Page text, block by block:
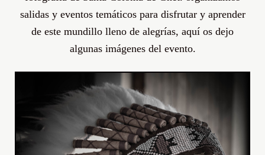
salidas y eventos temáticospara disfrutar y aprender
de este mundillo lleno de alegrías, aquí os dejo
algunas imágenesdel evento.